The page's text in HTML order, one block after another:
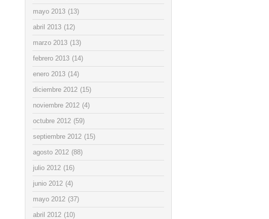
mayo 2013 (13)
abril 2013 (12)
marzo 2013 (13)
febrero 2013 (14)
enero 2013 (14)
diciembre 2012 (15)
noviembre 2012 (4)
octubre 2012 (59)
septiembre 2012 (15)
agosto 2012 (88)
julio 2012 (16)
junio 2012 (4)
mayo 2012 (37)
abril 2012 (10)